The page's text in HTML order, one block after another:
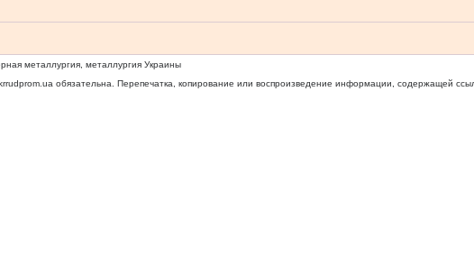
металлургия, металлургия Украины
обязательна. Перепечатка, копирование или воспроизведение информации, содержащей